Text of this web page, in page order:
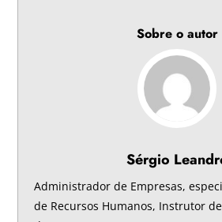
Sobre o autor
Sérgio
Administrador de Empresas,
de Recursos Humanos, Instrutor